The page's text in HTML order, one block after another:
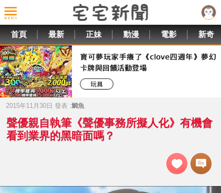
首頁 最新 正妹 動漫 電影 新奇
2015年11月30日 發表 :鯛魚
聲優親自執筆《聲優事務所擬人化》有機會
看到業界的黑暗面嗎？